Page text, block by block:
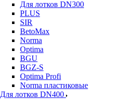
Для лотков DN300
PLUS
SIR
BetoMax
Norma
Optima
BGU
BGZ-S
Optima Profi
Norma пластиковые
Для лотков DN400